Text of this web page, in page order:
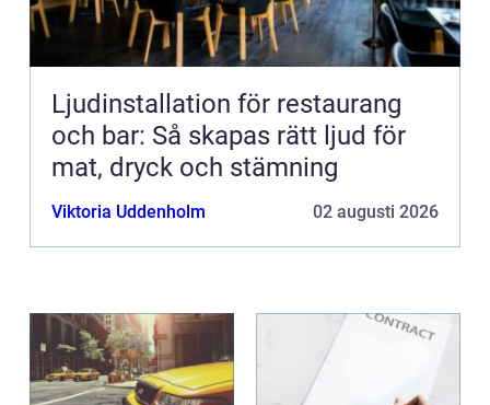
Ljudinstallation för restaurang
och bar: Så skapas rätt ljud för
mat, dryck och stämning
Viktoria Uddenholm 02 augusti 2026